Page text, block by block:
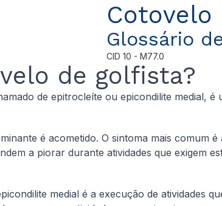
Glossário
CID 10 - M77.0
de golfista?
de epitrocleíte ou epicondilite medial,
é acometido. O sintoma mais
a piorar durante atividades que exigem
medial é a execução de atividades